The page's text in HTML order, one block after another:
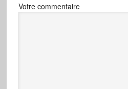
Votre commentaire